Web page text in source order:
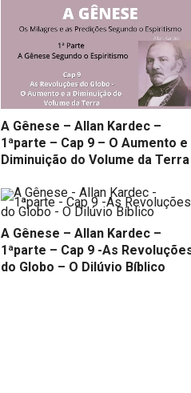
A Gênese – Allan Kardec –
1ªparte – Cap 9 – O Aumento e
Diminuição do Volume da Terra
A Gênese – Allan Kardec –
1ªparte – Cap 9 -As
do Globo – O Dilúvio Bíblico